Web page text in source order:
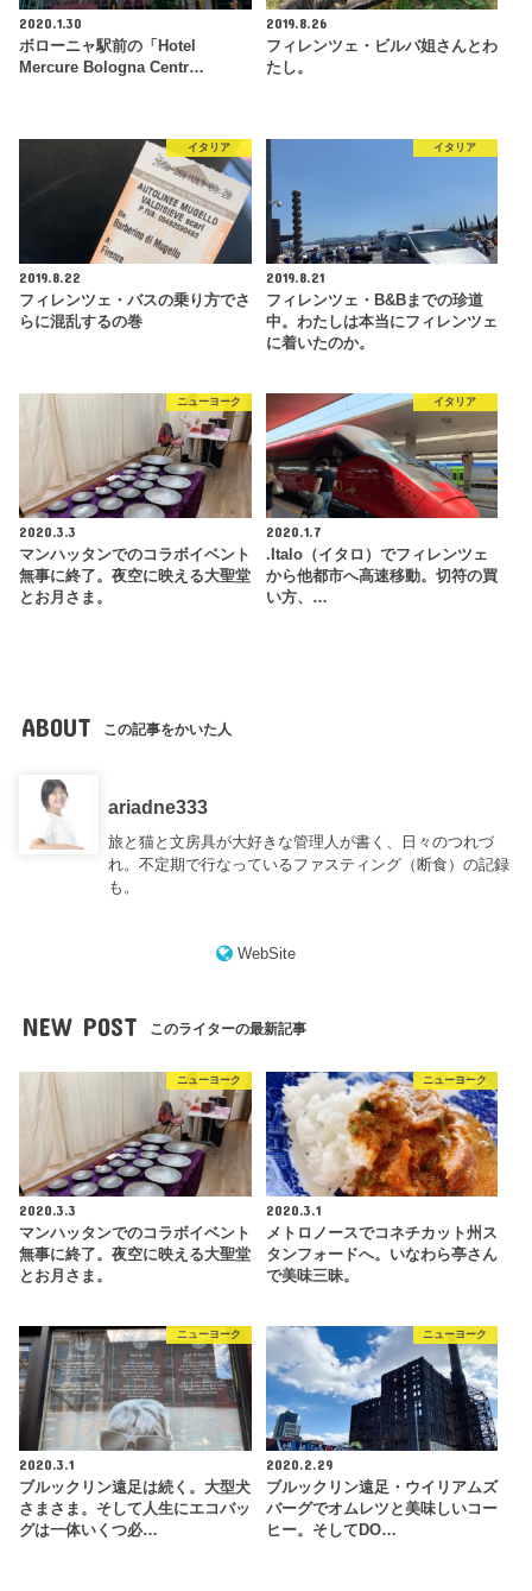
2020.1.30
ボローニャ駅前の「Hotel
Mercure Bologna Centr…
2019.8.26
フィレンツェ・ビルバ姐さんとわ
たし。
イタリア
2019.8.22
フィレンツェ・バスの乗り方でさ
らに混乱するの巻
イタリア
2019.8.21
フィレンツェ・B&Bまでの珍道
中。わたしは本当にフィレンツェ
に着いたのか。
ニューヨーク
2020.3.3
マンハッタンでのコラボイベント
無事に終了。夜空に映える大聖堂
とお月さま。
イタリア
2020.1.7
.Italo（イタロ）でフィレンツェ
から他都市へ高速移動。切符の買
い方、…
ABOUT この記事をかいた人
ariadne333
旅と猫と文房具が大好きな管理人が書く、日々のつれづ
れ。不定期で行なっているファスティング（断食）の記録
も。
WebSite
NEW POST このライターの最新記事
ニューヨーク
2020.3.3
マンハッタンでのコラボイベント
無事に終了。夜空に映える大聖堂
とお月さま。
ニューヨーク
2020.3.1
メトロノースでコネチカット州ス
タンフォードへ。いなわら亭さん
で美味三昧。
ニューヨーク
2020.3.1
ブルックリン遠足は続く。大型犬
さまさま。そして人生にエコバッ
グは一体いくつ必…
ニューヨーク
2020.2.29
ブルックリン遠足・ウイリアムズ
バーグでオムレツと美味しいコー
ヒー。そしてDO…